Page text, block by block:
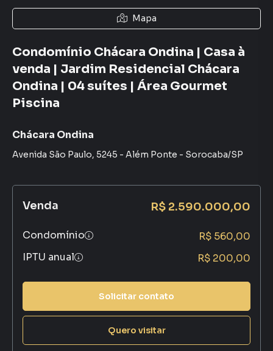
Mapa
Condomínio Chácara Ondina | Casa à
venda | Jardim Residencial Chácara
Ondina | 04 suítes | Área Gourmet
Piscina
Chácara Ondina
Avenida São Paulo, 5245 - Além Ponte - Sorocaba/SP
Venda R$ 2.590.000,00
Condomínio
R$ 560,00
IPTU anual
R$ 200,00
Solicitar contato
Quero visitar